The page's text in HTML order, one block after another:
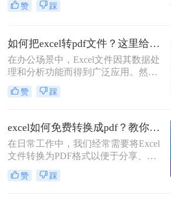
Excel格式的低兼容性，在将Excel表
们可以在传输文件之前将Excel表格转
换为PDF文档。我们如何将excel转
PDF？让我们学习以下Excel转换PDF
的方法！
赞 踩
如何把excel转pdf文件？这里给你分享这三种操作方法！
在办公场景中，Excel文件因其数据处
理和分析功能而得到广泛应用。然
而，当需要将Excel文件分享给他人或
打印时，将其转换为PDF格式变得尤
呢？本文将为您详细介绍Excel转PDF
的方法，帮助您轻松实现数据的安全
分享与打印，提升工作效率。
赞 踩
excel如何免费转换成pdf？教你二种简单转换方法！
在日常工作中，我们经常需要将Excel
文件转换为PDF格式以便于分享、打
印或存档。然而，许多用户可能并不
希望为此付费购买专门的转换软件。
赞 踩